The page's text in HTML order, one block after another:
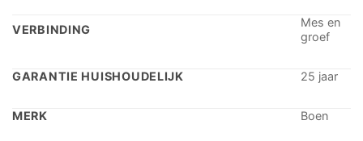
VERBINDING
Mes en
groef
GARANTIE HUISHOUDELIJK 25 jaar
MERK Boen